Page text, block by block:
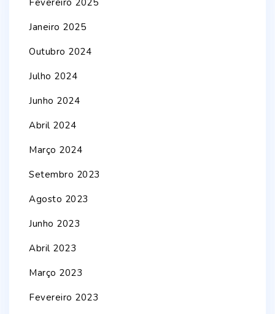
Fevereiro 2025
Janeiro 2025
Outubro 2024
Julho 2024
Junho 2024
Abril 2024
Março 2024
Setembro 2023
Agosto 2023
Junho 2023
Abril 2023
Março 2023
Fevereiro 2023